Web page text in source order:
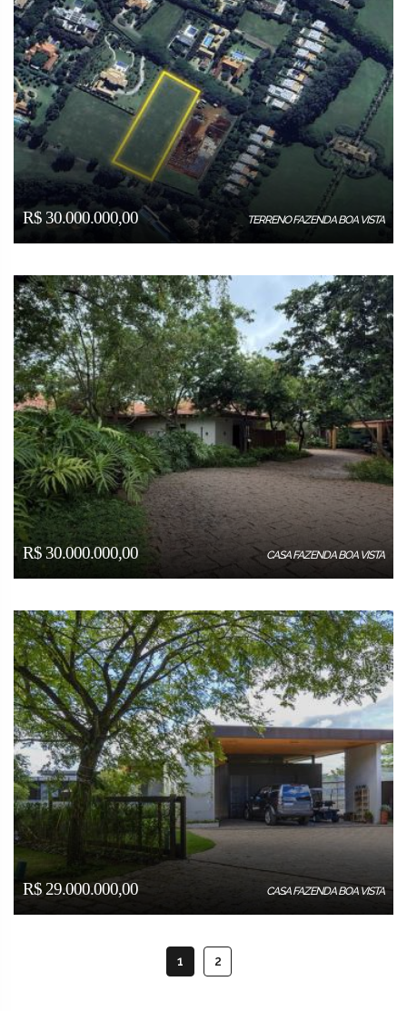
R$ 30.000.000,00 TERRENO FAZENDA BOA VISTA
R$ 30.000.000,00 CASA FAZENDA BOA VISTA
R$ 29.000.000,00 CASA FAZENDA BOA VISTA
1 2